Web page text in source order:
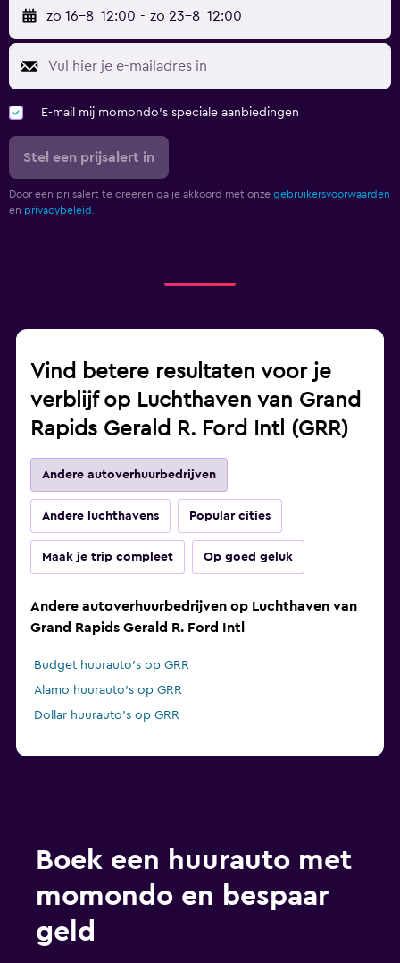
zo 16-8 12:00 - zo 23-8 12:00
E-mail mij momondo's speciale aanbiedingen
Stel een prijsalert in
Door een prijsalert te creëren ga je akkoord met onze gebruikersvoorwaarden
en privacybeleid.
Vind betere resultaten voor je
verblijf op Luchthaven van Grand
Rapids Gerald R. Ford Intl (GRR)
Andere autoverhuurbedrijven
Andere luchthavens Popular cities
Maak je trip compleet Op goed geluk
Andere autoverhuurbedrijven op Luchthaven van
Grand Rapids Gerald R. Ford Intl
Budget huurauto's op GRR
Alamo huurauto's op GRR
Dollar huurauto's op GRR
Boek een huurauto met
momondo en bespaar
geld